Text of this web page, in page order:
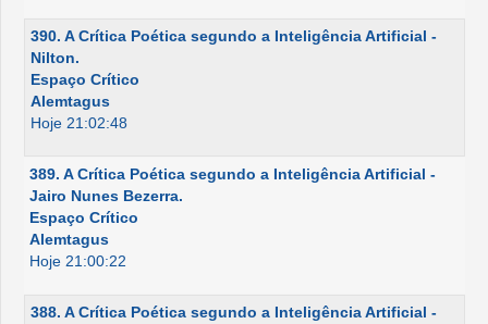
390. A Crítica Poética segundo a Inteligência Artificial -
Nilton.
Espaço Crítico
Alemtagus
Hoje 21:02:48
389. A Crítica Poética segundo a Inteligência Artificial -
Jairo Nunes Bezerra.
Espaço Crítico
Alemtagus
Hoje 21:00:22
388. A Crítica Poética segundo a Inteligência Artificial -